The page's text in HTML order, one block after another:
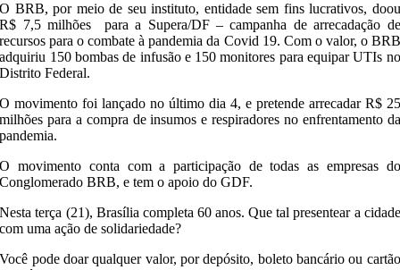
O BRB, por meio de seu instituto, entidade sem fins lucrativos, doou
R$ 7,5 milhões para a Supera/DF – campanha de arrecadação de
recursos para o combate à pandemia da Covid 19. Com o valor, o BRB
adquiriu 150 bombas de infusão e 150 monitores para equipar UTIs no
Distrito Federal.
O movimento foi lançado no último dia 4, e pretende arrecadar R$ 25
milhões para a compra de insumos e respiradores no enfrentamento da
pandemia.
O movimento conta com a participação de todas as empresas do
Conglomerado BRB, e tem o apoio do GDF.
Nesta terça (21), Brasília completa 60 anos. Que tal presentear a cidade
com uma ação de solidariedade?
Você pode doar qualquer valor, por depósito, boleto bancário ou cartão